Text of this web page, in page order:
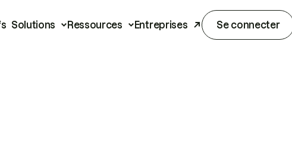
Solutions Ressources Entreprises Se connecter